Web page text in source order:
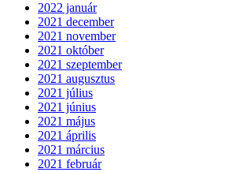
2022 január
2021 december
2021 november
2021 október
2021 szeptember
2021 augusztus
2021 július
2021 június
2021 május
2021 április
2021 március
2021 február